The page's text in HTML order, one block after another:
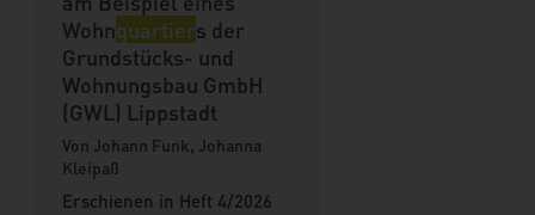
Wohnquartiers der
Grundstücks- und
Wohnungsbau GmbH
(GWL) Lippstadt
Von Johann Funk, Johanna
Kleipaß
Erschienen in Heft 4/2026